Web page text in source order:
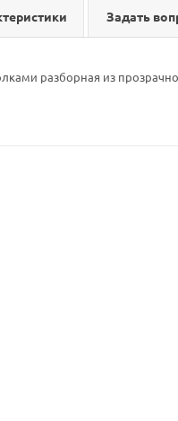
Задать
разборная из